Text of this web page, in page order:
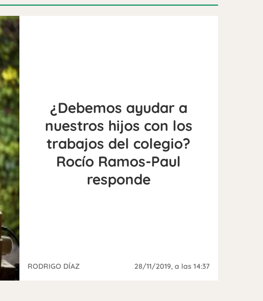
¿Debemos ayudar a
nuestros hijos con los
trabajos del colegio?
Rocío Ramos-Paul
responde
RODRIGO DÍAZ 28/11/2019, a las 14:37